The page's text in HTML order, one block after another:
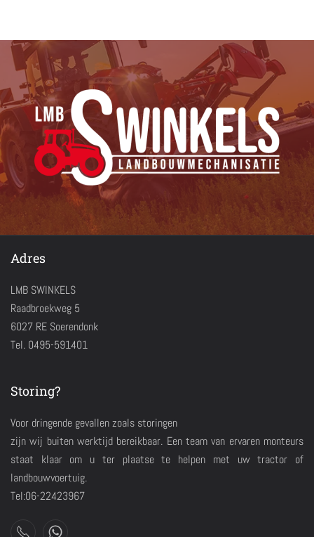
Adres
LMB SWINKELS
Raadbroekweg 5
6027 RE Soerendonk
Tel. 0495-591401
Storing?
Voor dringende gevallen zoals storingen
zijn wij buiten werktijd bereikbaar. Een team van ervaren monteurs
staat klaar om u ter plaatse te helpen met uw tractor of
landbouwvoertuig.
Tel:06-22423967